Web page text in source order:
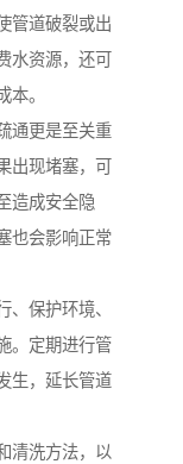
管道破裂或出
水资源，还可
本。
通更是至关重
出现堵塞，可
造成安全隐
也会影响正常
、保护环境、
。定期进行管
生，延长管道
清洗方法，以